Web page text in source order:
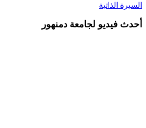
السيرة الذاتية
أحدث فيديو لجامعة دمنهور